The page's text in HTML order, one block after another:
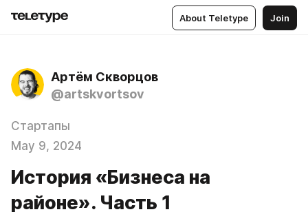
About Teletype Join
Артём Скворцов
@artskvortsov
Стартапы
May 9, 2024
История «Бизнеса на
районе». Часть 1